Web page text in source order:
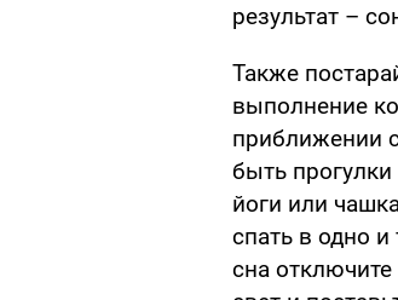
результат –
Также
выполнение
приближении
быть
йоги или
спать в одно
сна